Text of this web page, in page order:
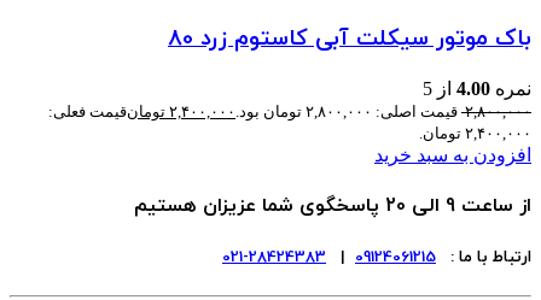
باک موتور سیکلت آبی کاستوم زرد 80
نمره 4.00 از 5
۲,۸۰۰,۰۰۰ قیمت اصلی: ۲,۸۰۰,۰۰۰ تومان بود. ۲,۴۰۰,۰۰۰ تومانقیمت فعلی:
۲,۴۰۰,۰۰۰ تومان.
افزودن به سبد خرید
از ساعت 9 الی 20 پاسخگوی شما عزیزان هستیم
ارتباط با ما : 09124061215
|
28424383-021